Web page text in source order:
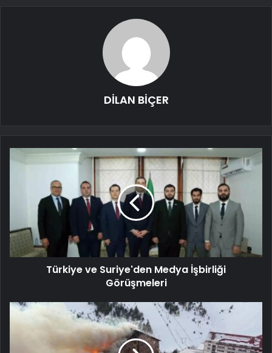
DİLAN BİÇER
Türkiye ve Suriye'den Medya İşbirliği
Görüşmeleri